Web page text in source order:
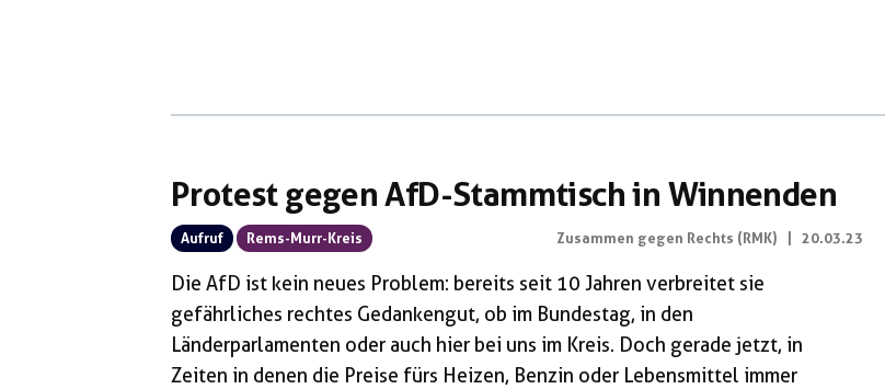
Protest gegen AfD-Stammtisch in Winnenden
Aufruf Rems-Murr-Kreis Zusammen gegen Rechts (RMK) 20.03.23
Die AfD ist kein neues Problem: bereits seit 10 Jahren verbreitet sie
gefährliches rechtes Gedankengut, ob im Bundestag, in den
Länderparlamenten oder auch hier bei uns im Kreis. Doch gerade jetzt, in
Zeiten in denen die Preise fürs Heizen, Benzin oder Lebensmittel immer